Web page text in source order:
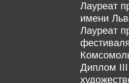
Лауреат
имени
Лауреат
Диплом III